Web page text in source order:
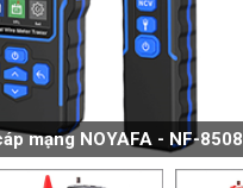
mạng NOYAFA - NF-8508